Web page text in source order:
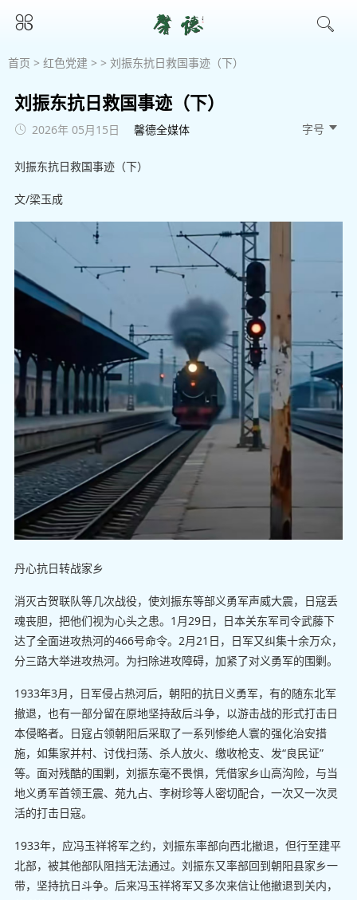
首页 > 红色党建 > > 刘振东抗日救国事迹（下）
刘振东抗日救国事迹（下）
2026年 05月15日 馨德全媒体 字号
刘振东抗日救国事迹（下）
文/梁玉成
丹心抗日转战家乡
消灭古贺联队等几次战役，使刘振东等部义勇军声威大震，日寇丢
魂丧胆，把他们视为心头之患。1月29日，日本关东军司令武藤下
达了全面进攻热河的466号命令。2月21日，日军又纠集十余万众，
分三路大举进攻热河。为扫除进攻障碍，加紧了对义勇军的围剿。
1933年3月，日军侵占热河后，朝阳的抗日义勇军，有的随东北军
撤退，也有一部分留在原地坚持敌后斗争，以游击战的形式打击日
本侵略者。日寇占领朝阳后采取了一系列惨绝人寰的强化治安措
施，如集家并村、讨伐扫荡、杀人放火、缴收枪支、发“良民证”
等。面对残酷的围剿，刘振东毫不畏惧，凭借家乡山高沟险，与当
地义勇军首领王震、苑九占、李树珍等人密切配合，一次又一次灵
活的打击日寇。
1933年，应冯玉祥将军之约，刘振东率部向西北撤退，但行至建平
北部，被其他部队阻挡无法通过。刘振东又率部回到朝阳县家乡一
带，坚持抗日斗争。后来冯玉祥将军又多次来信让他撤退到关内，